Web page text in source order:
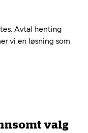
Avtal henting
vi en løsning som
valg